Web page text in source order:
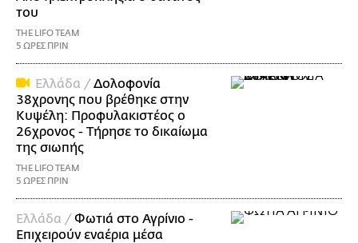
του
THE LIFO TEAM
5 ΩΡΕΣ ΠΡΙΝ
Ελλάδα /Δολοφονία
38χρονης που βρέθηκε στην
Κυψέλη: Προφυλακιστέος ο
26χρονος - Τήρησε το δικαίωμα
της σιωπής
THE LIFO TEAM
5 ΩΡΕΣ ΠΡΙΝ
Ελλάδα /Φωτιά στο Αγρίνιο -
Επιχειρούν εναέρια μέσα